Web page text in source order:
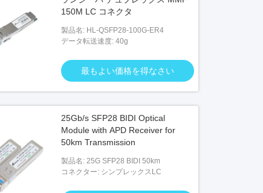
150M LC コネクタ
製品名: HL-QSFP28-100G-ER4
データ転送速度: 40g
最もよい価格を得なさい
25Gb/s SFP28 BIDI Optical
Module with APD Receiver for
50km Transmission
製品名: 25G SFP28 BIDI 50km
コネクター: シンプレックスLC